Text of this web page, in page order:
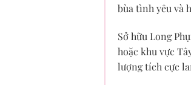
bùa tình yêu và
Sở hữu Long
hoặc khu vực
lượng tích cực